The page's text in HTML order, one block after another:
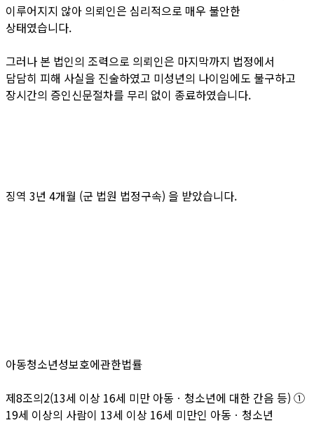
이루어지지 않아 의뢰인은 심리적으로 매우 불안한
상태였습니다.
그러나 본 법인의 조력으로 의뢰인은 마지막까지 법정에서
담담히 피해 사실을 진술하였고 미성년의 나이임에도 불구하고
장시간의 증인신문절차를 무리 없이 종료하였습니다.
징역 3년 4개월 (군 법원 법정구속) 을 받았습니다.
아동청소년성보호에관한법률
제8조의2(13세 이상 16세 미만 아동ㆍ청소년에 대한 간음 등) ①
19세 이상의 사람이 13세 이상 16세 미만인 아동ㆍ청소년